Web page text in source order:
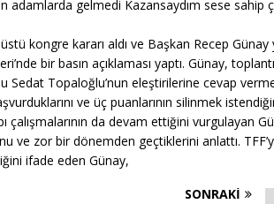
adamlarda gelmedi Kazansaydım sese sahip
kongre kararı aldı ve Başkan Recep
bir basın açıklaması yaptı. Günay,
Sedat Topaloğlu’nun eleştirilerine cevap
ve üç puanlarının silinmek
da devam ettiğini vurgulayan
ve zor bir dönemden geçtiklerini anlattı.
ifade eden Günay,
SONRAKI